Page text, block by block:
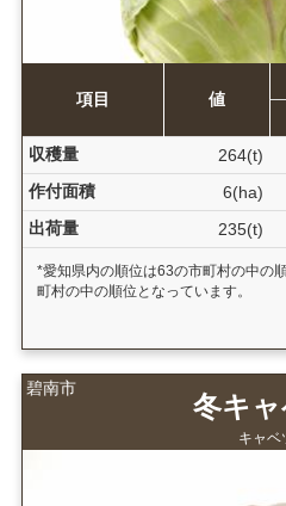
項目 値
収穫量
264(t)
作付面積
6(ha)
出荷量
235(t)
*愛知県内の順位は63の市町村の中の
町村の中の順位となっています。
碧南市
冬キ
キャベ